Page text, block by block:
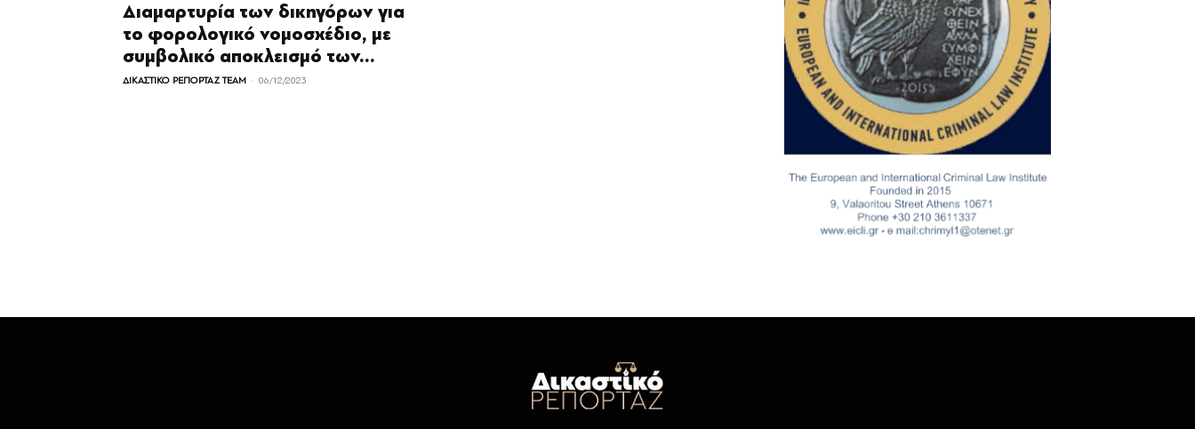
Διαμαρτυρία των δικηγόρων για
το φορολογικό νομοσχέδιο, με
συμβολικό αποκλεισμό των...
ΔΙΚΑΣΤΙΚΟ ΡΕΠΟΡΤΑΖ TEAM - 06/12/2023